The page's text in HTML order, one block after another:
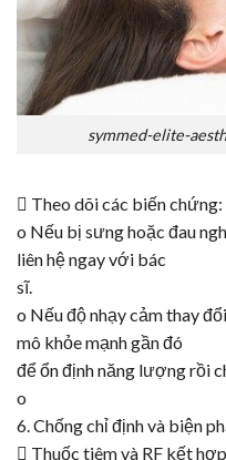
symmed-elite-
 Theo dõi các biến chứng:
o Nếu bị sưng hoặc đau
liên hệ ngay với bác
sĩ.
o Nếu độ nhạy cảm thay
mô khỏe mạnh gần đó
để ổn định năng lượng rồi
o
6. Chống chỉ định và biện
 Thuốc tiêm và RF kết